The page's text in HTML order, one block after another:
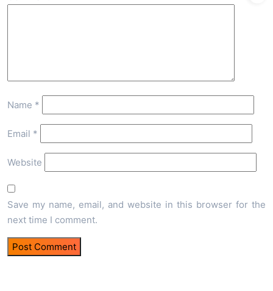
Name *
Email *
Website
Save my name, email, and website in this browser for the
next time I comment.